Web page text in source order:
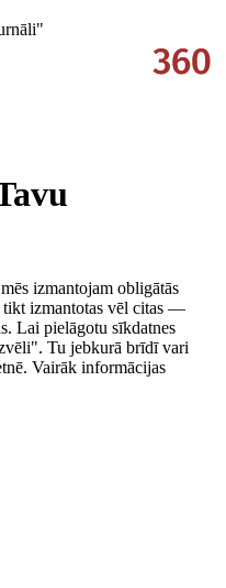
izmantojam obligātās
tikt izmantotas vēl citas —
Lai pielāgotu sīkdatnes
Tu jebkurā brīdī vari
Vairāk informācijas